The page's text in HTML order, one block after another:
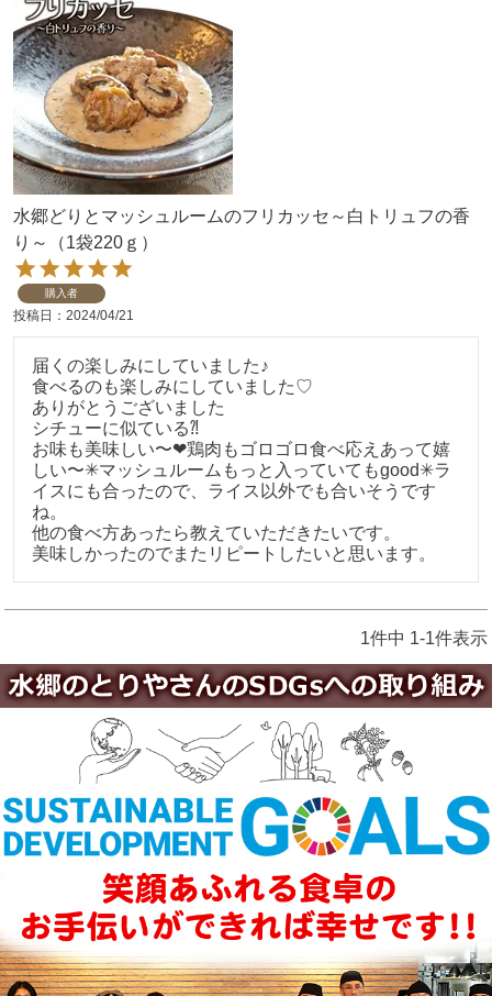
水郷どりとマッシュルームのフリカッセ～白トリュフの香
り～（1袋220ｇ）
購入者
投稿日 2024/04/21
届くの楽しみにしていました♪
食べるのも楽しみにしていました♡
ありがとうございました
シチューに似ている⁈
お味も美味しい〜❤︎鶏肉もゴロゴロ食べ応えあって嬉
しい〜✳︎マッシュルームもっと入っていてもgood✳︎ラ
イスにも合ったので、ライス以外でも合いそうです
ね。
他の食べ方あったら教えていただきたいです。
美味しかったのでまたリピートしたいと思います。
1件中 1-1件表示